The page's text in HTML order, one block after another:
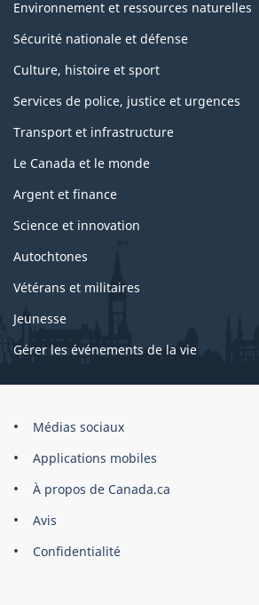
Environnement et ressources naturelles
Sécurité nationale et défense
Culture, histoire et sport
Services de police, justice et urgences
Transport et infrastructure
Le Canada et le monde
Argent et finance
Science et innovation
Autochtones
Vétérans et militaires
Jeunesse
Gérer les événements de la vie
Organisation
gouvernement
du
Canada
Médias sociaux
Applications mobiles
À propos de Canada.ca
Avis
Confidentialité